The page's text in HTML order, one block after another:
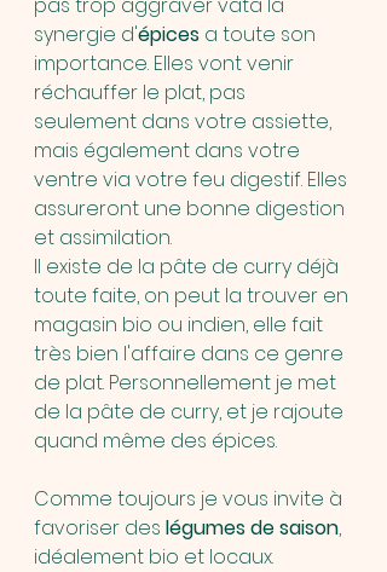
synergie d'épices a toute son
importance. Elles vont venir
réchauffer le plat, pas
seulement dans votre assiette,
mais également dans votre
ventre via votre feu digestif. Elles
assureront une bonne digestion
et assimilation.
Il existe de la pâte de curry déjà
toute faite, on peut la trouver en
magasin bio ou indien, elle fait
très bien l'affaire dans ce genre
de plat. Personnellement je met
de la pâte de curry, et je rajoute
quand même des épices.
Comme toujours je vous invite à
favoriser des légumes de saison,
idéalement bio et locaux.